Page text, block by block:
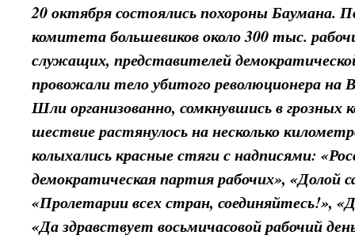
20 октября состоялись похороны Баумана.
комитета большевиков около 300 тыс.
служащих, представителей
провожали тело убитого революционера на
Шли организованно, сомкнувшись в грозных
шествие растянулось на несколько
колыхались красные стяги с надписями:
демократическая партия рабочих», «Долой
«Пролетарии всех стран, соединяйтесь!»,
«Да здравствует восьмичасовой рабочий